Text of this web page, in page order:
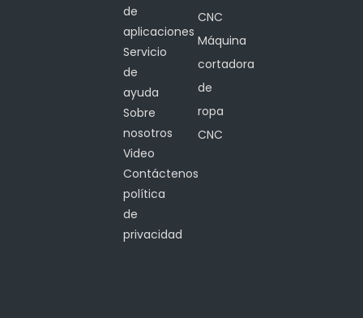
de
aplicaciones
Servicio
de
ayuda
Sobre
nosotros
Video
Contáctenos
política
de
privacidad
CNC
Máquina
cortadora
de
ropa
CNC